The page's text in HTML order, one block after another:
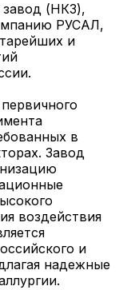
(НКЗ),
РУСАЛ,
и
в
Завод
воздействия
и
надежные